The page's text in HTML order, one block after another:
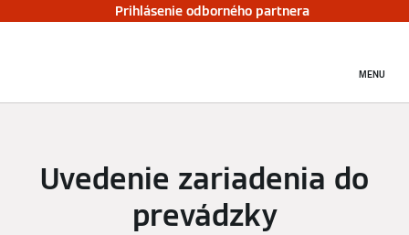
Prihlásenie odborného partnera
MENU
Uvedenie zariadenia do
prevádzky